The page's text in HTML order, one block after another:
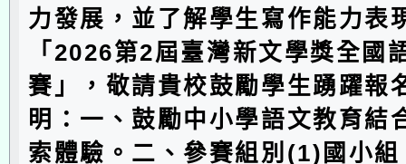
力發展，並了解學生寫作能力表
「2026第2屆臺灣新文學獎全國
賽」，敬請貴校鼓勵學生踴躍報
明：一、鼓勵中小學語文教育結
索體驗。二、參賽組別(1)國小